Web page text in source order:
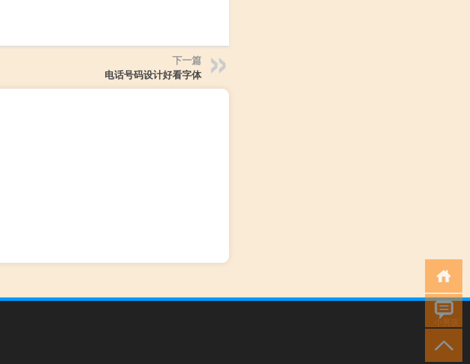
下一篇
电话号码设计好看字体
小男孩